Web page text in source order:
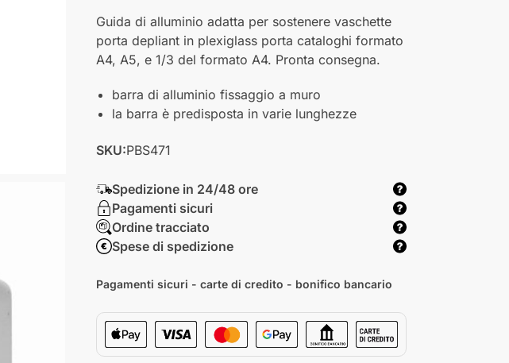
Guida di alluminio adatta per sostenere vaschette
porta depliant in plexiglass porta cataloghi formato
A4, A5, e 1/3 del formato A4. Pronta consegna.
barra di alluminio fissaggio a muro
la barra è predisposta in varie lunghezze
SKU:PBS471
Spedizione in 24/48 ore
Pagamenti sicuri
Ordine tracciato
Spese di spedizione
Pagamenti sicuri - carte di credito - bonifico bancario